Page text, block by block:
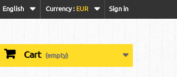
Sign in
Currency : EUR
English
Cart (empty)